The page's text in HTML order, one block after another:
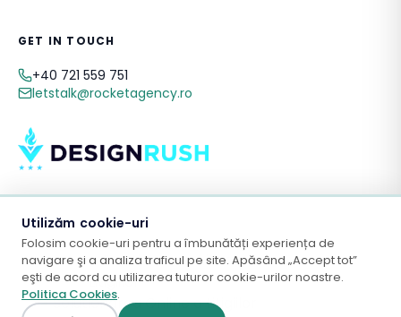
GET IN TOUCH
+40 721 559 751
letstalk@rocketagency.ro
© 2026 Rocket Agency. Toate drepturile rezervate.
Utilizăm cookie-uri
Folosim cookie-uri pentru a îmbunătăți experiența de
navigare şi a analiza traficul pe site. Apăsând „Accept tot”
eşti de acord cu utilizarea tuturor cookie-urilor noastre.
Politica Cookies.